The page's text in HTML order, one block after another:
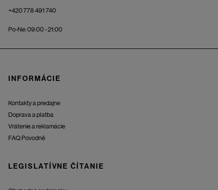
+420 778 491 740
Po-Ne: 09:00 - 21:00
INFORMÁCIE
Kontakty a predajne
Doprava a platba
Vrátenie a reklamácie
FAQ Povodně
LEGISLATÍVNE ČÍTANIE